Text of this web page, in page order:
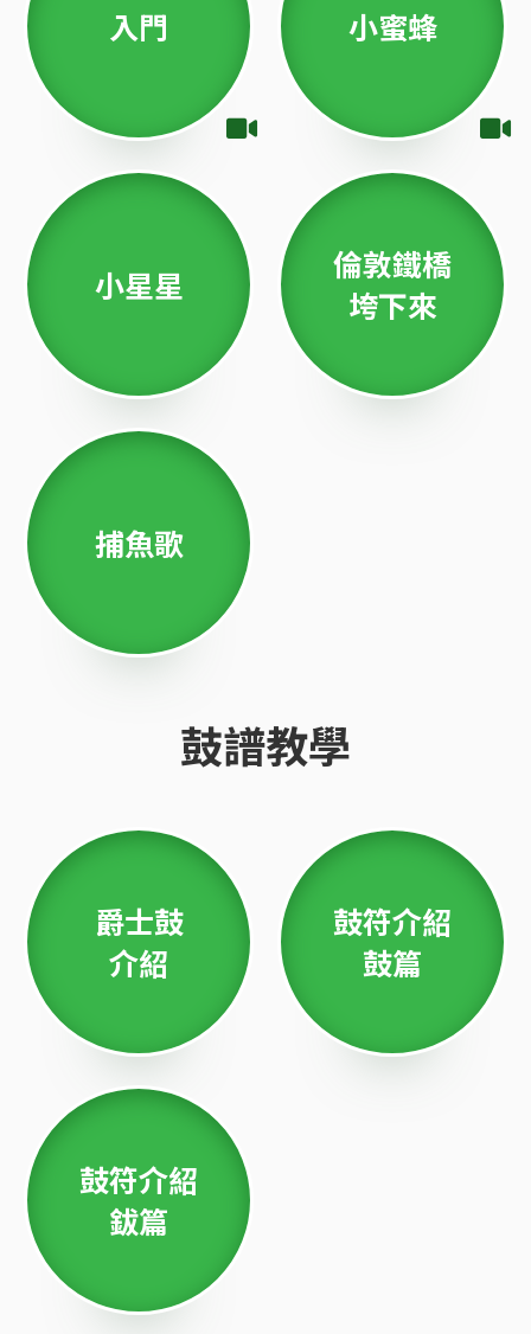
入門 小蜜蜂
小星星
倫敦鐵橋
垮下來
捕魚歌
鼓譜教學
爵士鼓
介紹
鼓符介紹
鼓篇
鼓符介紹
鈸篇